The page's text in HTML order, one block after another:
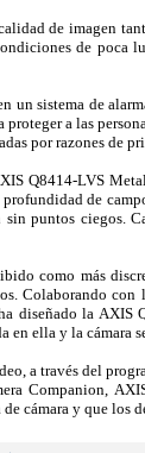
de imagen
de
sistema de
a las
por razones de
Q8414-LVS
de
puntos ciegos.
como más
Colaborando con
diseñado la
en ella y la cámara
a través del
Companion,
cámara y que los